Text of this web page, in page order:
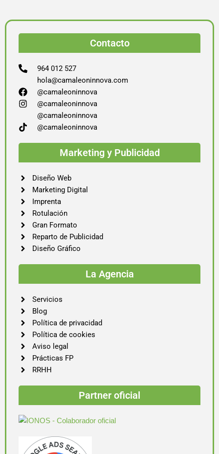
Contacto
964 012 527
hola@camaleoninnova.com
@camaleoninnova
@camaleoninnova
@camaleoninnova
@camaleoninnova
Marketing y Publicidad
Diseño Web
Marketing Digital
Imprenta
Rotulación
Gran Formato
Reparto de Publicidad
Diseño Gráfico
La Agencia
Servicios
Blog
Política de privacidad
Política de cookies
Aviso legal
Prácticas FP
RRHH
Partner oficial